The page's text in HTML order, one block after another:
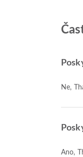
Ne,
Ano, Thai Lion Air poskytuje online odbavení na lety z Bali Denpasar, což vám umožňuje pohodlně se odbavit na let prostřednictvím naší platformy. Jednoduše postupujte